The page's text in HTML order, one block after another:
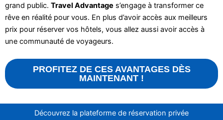
grand public. Travel Advantage s’engage à transformer ce
rêve en réalité pour vous. En plus d’avoir accès aux meilleurs
prix pour réserver vos hôtels, vous allez aussi avoir accès à
une communauté de voyageurs.
PROFITEZ DE CES AVANTAGES DÈS
MAINTENANT !
Découvrez la plateforme de réservation privée